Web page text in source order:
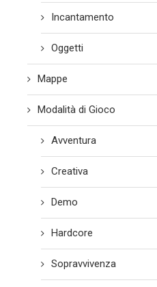
Incantamento
Oggetti
Mappe
Modalità di Gioco
Avventura
Creativa
Demo
Hardcore
Sopravvivenza